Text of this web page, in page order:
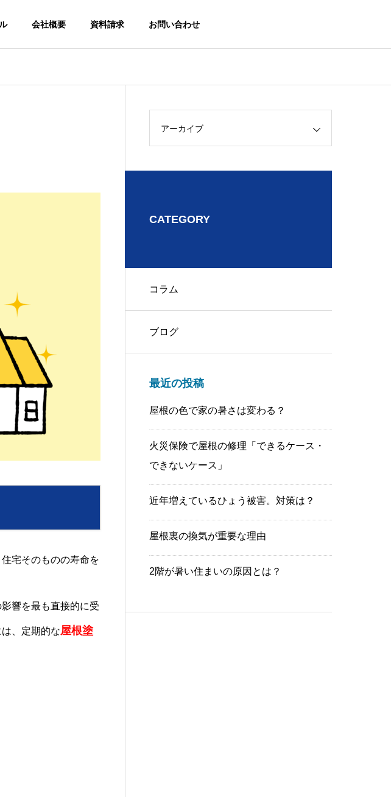
会社概要 資料請求 お問い合わせ
沿革
History
宅そのものの寿命を
響を最も直接的に受
、定期的な屋根塗
アーカイブ
CATEGORY
コラム
ブログ
最近の投稿
屋根の色で家の暑さは変わる？
火災保険で屋根の修理「できるケース・
できないケース」
近年増えているひょう被害。対策は？
屋根裏の換気が重要な理由
2階が暑い住まいの原因とは？